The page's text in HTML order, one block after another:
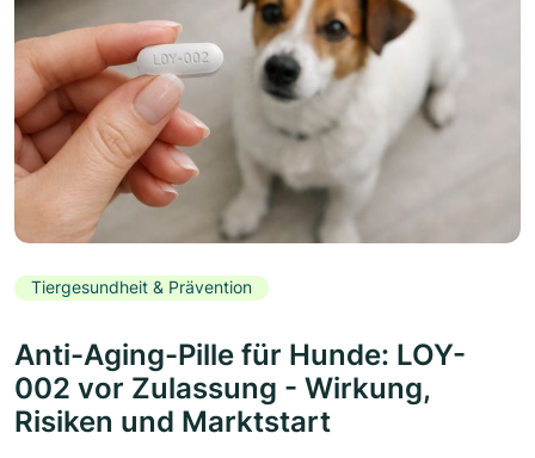
Tiergesundheit & Prävention
Anti-Aging-Pille für Hunde: LOY-
002 vor Zulassung - Wirkung,
Risiken und Marktstart